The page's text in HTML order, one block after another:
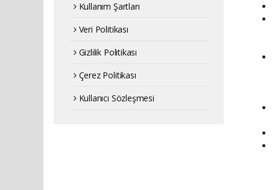
Kullanım Şartları
Veri Politikası
Gizlilik Politikası
Çerez Politikası
Kullanıcı Sözleşmesi